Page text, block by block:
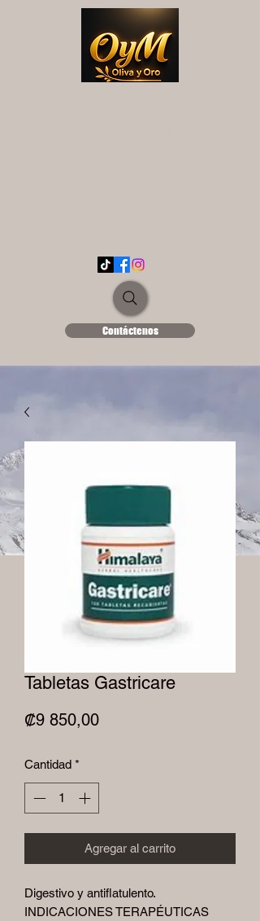
Contáctenos
Tabletas Gastricare
₡9 850,00Precio
Cantidad *
Agregar al carrito
Digestivo y antiflatulento.
INDICACIONES TERAPÉUTICAS